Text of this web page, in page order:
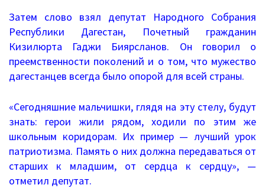
Школа Минпроса России
Школьное питание
Комплексная безопасность
Безопасность дорожного движения
Противодействие коррупции
Затем слово взял депутат Народного Собрания
Республики Дагестан, Почетный гражданин
Кизилюрта Гаджи Биярсланов. Он говорил о
преемственности поколений и о том, что мужество
дагестанцев всегда было опорой для всей страны.
«Сегодняшние мальчишки, глядя на эту стелу, будут
знать: герои жили рядом, ходили по этим же
школьным коридорам. Их пример — лучший урок
патриотизма. Память о них должна передаваться от
старших к младшим, от сердца к сердцу», —
отметил депутат.